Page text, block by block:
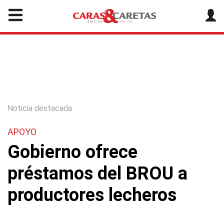
Noticia destacada
APOYO
Gobierno ofrece
préstamos del BROU a
productores lecheros